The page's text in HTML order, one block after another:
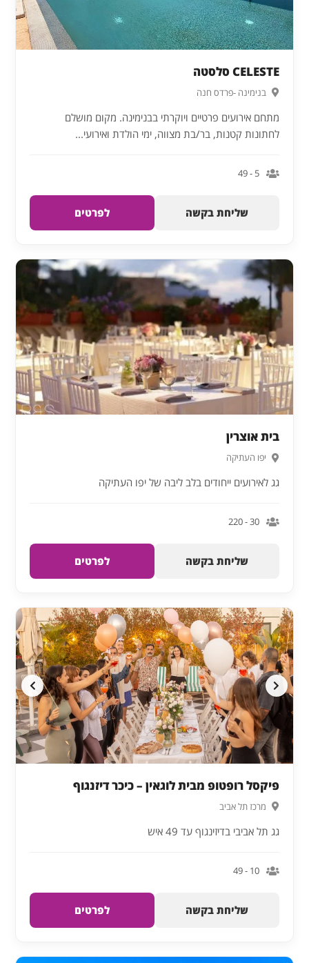
CELESTE סלסטה
בנימינה -פרדס חנה
מתחם אירועים פרטיים ויוקרתי בבנימינה. מקום מושלם
לחתונות קטנות, בר/בת מצווה, ימי הולדת ואירועי...
5 - 49
שליחת בקשה לפרטים
בית אוצרין
יפו העתיקה
גג לאירועים ייחודים בלב ליבה של יפו העתיקה
30 - 220
שליחת בקשה לפרטים
פיקסל רופטופ מבית לוגאין – כיכר דיזנגוף
מרכז תל אביב
גג תל אביבי בדיזינגוף עד 49 איש
10 - 49
שליחת בקשה לפרטים